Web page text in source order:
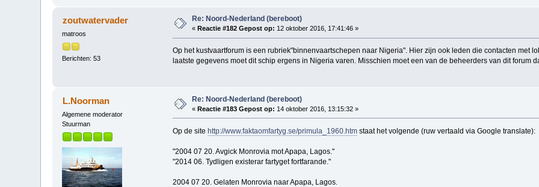
zoutwatervader
matroos
Berichten: 53
Re: Noord-Nederland (bereboot)
« Reactie #182 Gepost op: 12 oktober 2016, 17:41:46 »
Op het kustvaartforum is een rubriek"binnenvaartschepen naar Nigeria". Hier zijn ook leden die contacten met
laatste gegevens moet dit schip ergens in Nigeria varen. Misschien moet een van de beheerders van dit forum
L.Noorman
Algemene moderator
Stuurman
Re: Noord-Nederland (bereboot)
«Reactie #183 Gepost op: 14 oktober 2016, 13:15:32 »
Op de site http://www.faktaomfartyg.se/primula_1960.htmstaat het volgende (ruw vertaald via Google translate):
"2004 07 20. Avgick Monrovia mot Apapa, Lagos."
"2014 06. Tydligen existerar fartyget fortfarande."
2004 07 20. Gelaten Monrovia naar Apapa, Lagos.